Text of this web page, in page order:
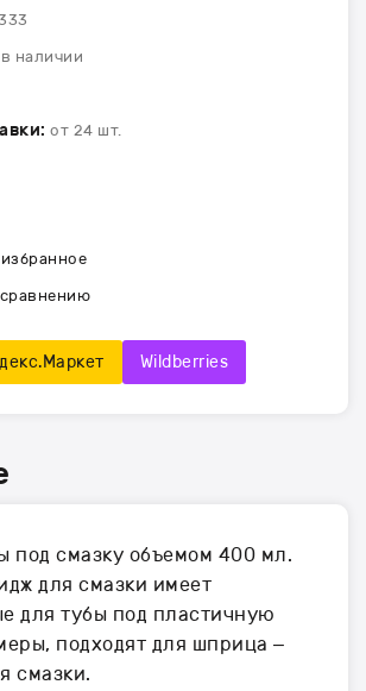
наличии
от 24 шт.
Wildberries
под смазку объемом 400 мл.
для смазки имеет
для тубы под пластичную
подходят для шприца –
смазки.